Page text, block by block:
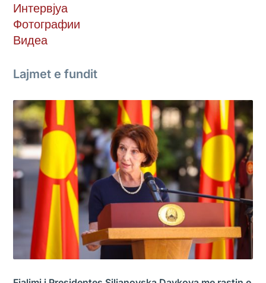
Интервјуа
Фотографии
Видеа
Lajmet e fundit